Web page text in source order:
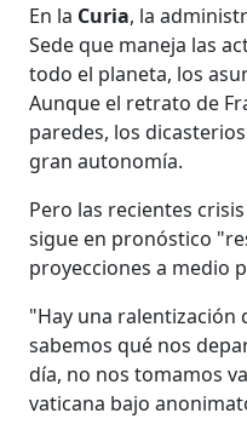
En la Curia, la
Sede que maneja las
todo el planeta, los
Aunque el retrato de
paredes, los
gran autonomía.
Pero las recientes
sigue en pronóstico
proyecciones a medio
"Hay una ralentización
sabemos qué nos
día, no nos tomamos
vaticana bajo